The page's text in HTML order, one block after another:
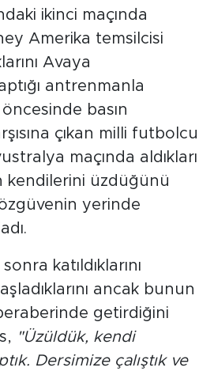
ikinci maçında
Amerika temsilcisi
Avaya
antrenmanla
basın
çıkan milli futbolcu
maçında aldıkları
kendilerini üzdüğünü
yerinde
katıldıklarını
ancak bunun
getirdiğini
"Üzüldük, kendi
Dersimize çalıştık ve